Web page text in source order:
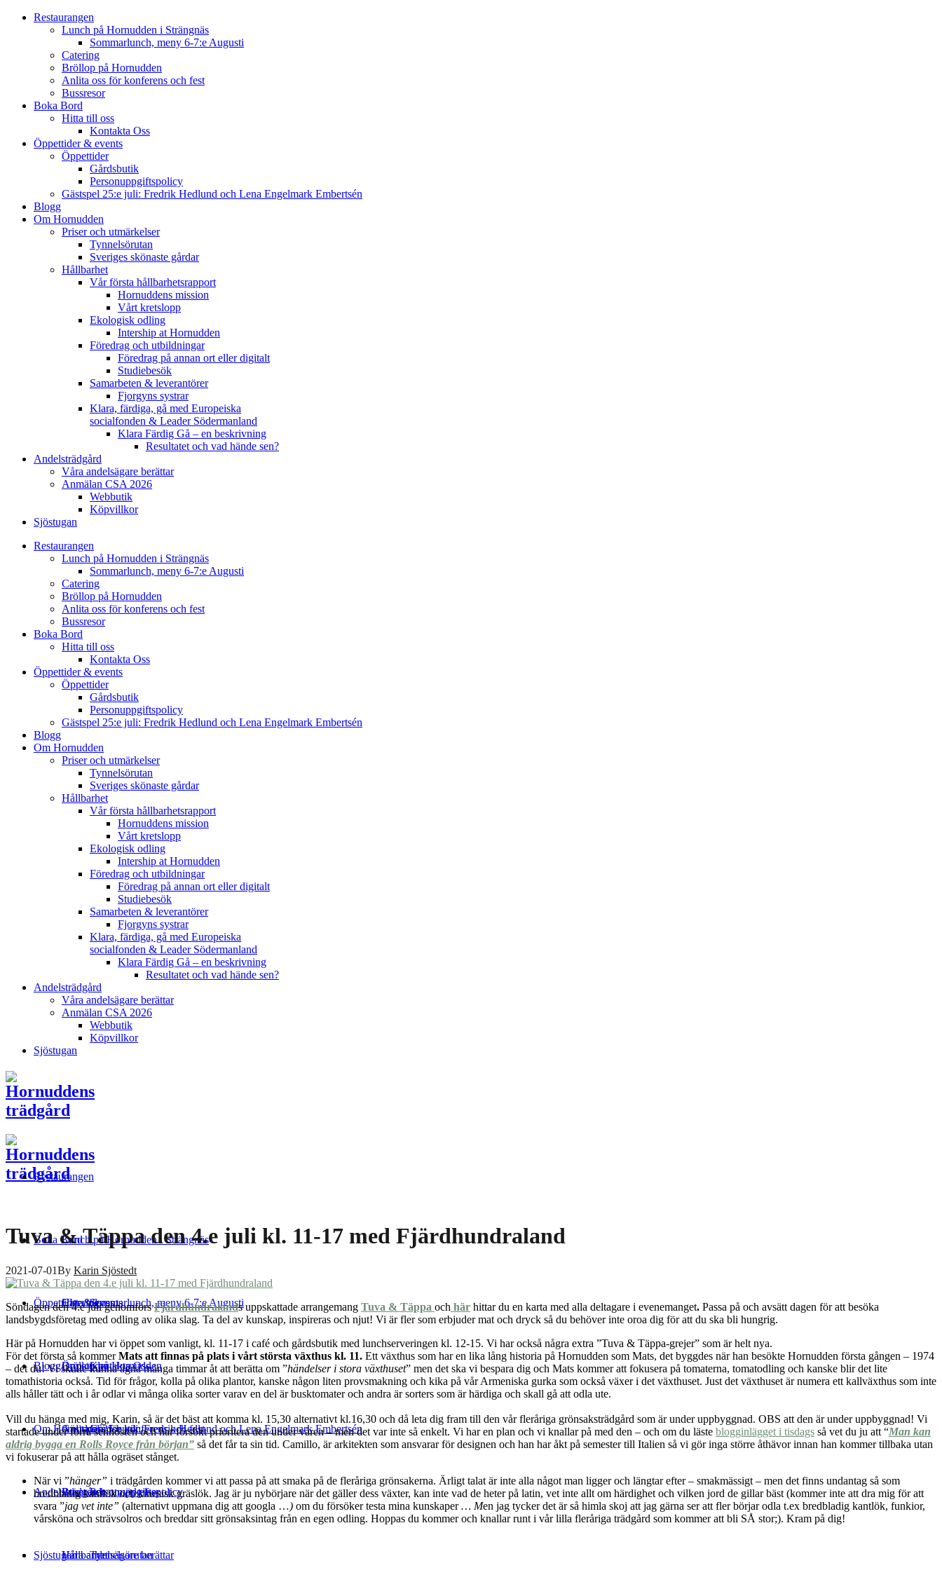
Restaurangen
Lunch på Hornudden i Strängnäs
Sommarlunch, meny 6-7:e Augusti
Catering
Bröllop på Hornudden
Anlita oss för konferens och fest
Bussresor
Boka Bord
Hitta till oss
Kontakta Oss
Öppettider & events
Öppettider
Gårdsbutik
Personuppgiftspolicy
Gästspel 25:e juli: Fredrik Hedlund och Lena Engelmark Embertsén
Blogg
Om Hornudden
Priser och utmärkelser
Tynnelsörutan
Sveriges skönaste gårdar
Hållbarhet
Vår första hållbarhetsrapport
Hornuddens mission
Vårt kretslopp
Ekologisk odling
Intership at Hornudden
Föredrag och utbildningar
Föredrag på annan ort eller digitalt
Studiebesök
Samarbeten & leverantörer
Fjorgyns systrar
Klara, färdiga, gå med Europeiska
socialfonden & Leader Södermanland
Klara Färdig Gå – en beskrivning
Resultatet och vad hände sen?
Andelsträdgård
Våra andelsägare berättar
Anmälan CSA 2026
Webbutik
Köpvillkor
Sjöstugan
Restaurangen
Lunch på Hornudden i Strängnäs
Sommarlunch, meny 6-7:e Augusti
Catering
Bröllop på Hornudden
Anlita oss för konferens och fest
Bussresor
Boka Bord
Hitta till oss
Kontakta Oss
Öppettider & events
Öppettider
Gårdsbutik
Personuppgiftspolicy
Gästspel 25:e juli: Fredrik Hedlund och Lena Engelmark Embertsén
Blogg
Om Hornudden
Priser och utmärkelser
Tynnelsörutan
Sveriges skönaste gårdar
Hållbarhet
Vår första hållbarhetsrapport
Hornuddens mission
Vårt kretslopp
Ekologisk odling
Intership at Hornudden
Föredrag och utbildningar
Föredrag på annan ort eller digitalt
Studiebesök
Samarbeten & leverantörer
Fjorgyns systrar
Klara, färdiga, gå med Europeiska
socialfonden & Leader Södermanland
Klara Färdig Gå – en beskrivning
Resultatet och vad hände sen?
Andelsträdgård
Våra andelsägare berättar
Anmälan CSA 2026
Webbutik
Köpvillkor
Sjöstugan
Restaurangen
Lunch på Hornudden i Strängnäs
Sommarlunch, meny 6-7:e Augusti
Catering
Bröllop på Hornudden
Anlita oss för konferens och fest
Bussresor
Boka Bord
Hitta till oss
Kontakta Oss
Öppettider & events
Öppettider
Gårdsbutik
Personuppgiftspolicy
Gästspel 25:e juli: Fredrik Hedlund och Lena Engelmark Embertsén
Blogg
Om Hornudden
Priser och utmärkelser
Tynnelsörutan
Hållbarhet
Andelsträdgård
Våra andelsägare berättar
Sjöstugan
Tuva & Täppa den 4.e juli kl. 11-17 med Fjärdhundraland
2021-07-01By Karin Sjöstedt
Söndagen den 4:e juli genomförsFjärdhundralands uppskattade arrangemang Tuva & Täppa och här hittar du en karta med alla deltagare i evenemanget. Passa på och avsätt dagen för att besöka
landsbygdsföretag med odling av olika slag. Ta del av kunskap, inspireras och njut! Vi är fler som erbjuder mat och dryck så du behöver inte oroa dig för att du ska bli hungrig.
Här på Hornudden har vi öppet som vanligt, kl. 11-17 i café och gårdsbutik med lunchserveringen kl. 12-15. Vi har också några extra ”Tuva & Täppa-grejer” som är helt nya.
För det första så kommerMats att finnas på plats i vårt största växthus kl. 11. Ett växthus som har en lika lång historia på Hornudden som Mats, det byggdes när han besökte Hornudden första gången – 1974
– det du! Vi skulle kunna ägna många timmar åt att berätta om ”händelser i stora växthuset” men det ska vi bespara dig och Mats kommer att fokusera på tomaterna, tomatodling och kanske blir det lite
tomathistoria också. Tid för frågor, kolla på olika plantor, kanske någon liten provsmakning och kika på vår Armeniska gurka som också växer i det växthuset. Just det växthuset är numera ett kallväxthus som inte
alls håller tätt och i år odlar vi många olika sorter varav en del är busktomater och andra är sorters som är härdiga och skall gå att odla ute.
Vill du hänga med mig, Karin, så är det bäst att komma kl. 15,30 alternativt kl.16,30 och då leta dig fram till den vår fleråriga grönsaksträdgård som är under uppbyggnad. OBS att den är under uppbyggnad! Vi
startade under förra senhösten och har försökt prioritera den under våren – men det var inte så enkelt. Vi har en plan och vi knallar på med den – och om du läste blogginlägget i tisdags så vet du ju att “Man kan
aldrig bygga en Rolls Royce från början” så det får ta sin tid. Camillo, är arkitekten som ansvarar för designen och han har åkt på semester till Italien så vi gör inga större åthävor innan han kommer tillbaka utan
vi fokuserar på att hålla ogräset stånget.
När vi ”hänger” i trädgården kommer vi att passa på att smaka på de fleråriga grönsakerna. Ärligt talat är inte alla något man ligger och längtar efter – smakmässigt – men det finns undantag så som
bredbladig kantlök och kinesisk gräslök. Jag är ju nybörjare när det gäller dess växter, kan inte vad de heter på latin, vet inte allt om härdighet och vilken jord de gillar bäst (kommer inte att dra mig för att
svara ”jag vet inte” (alternativt uppmana dig att googla …) om du försöker testa mina kunskaper… Men jag tycker det är så himla skoj att jag gärna ser att fler börjar odla t.ex bredbladig kantlök, funkior,
vårsköna och strävsolros och breddar sitt grönsaksintag från en egen odling. Hoppas du kommer och knallar runt i vår lilla fleråriga trädgård som kommer att bli SÅ stor;). Kram på dig!